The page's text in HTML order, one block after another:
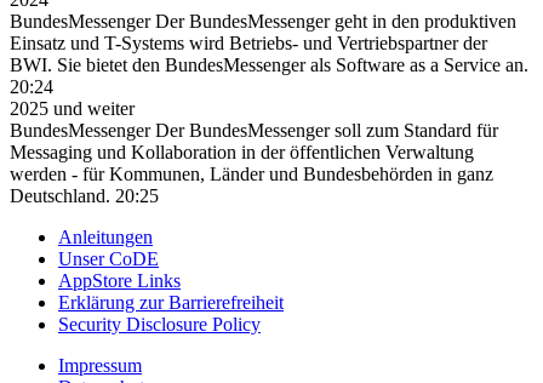
BundesMessenger Der BundesMessenger geht in den produktiven
Einsatz und T-Systems wird Betriebs- und Vertriebspartner der
BWI. Sie bietet den BundesMessenger als Software as a Service an.
20:24
2025 und weiter
BundesMessenger Der BundesMessenger soll zum Standard für
Messaging und Kollaboration in der öffentlichen Verwaltung
werden - für Kommunen, Länder und Bundesbehörden in ganz
Deutschland. 20:25
Anleitungen
Unser CoDE
AppStore Links
Erklärung zur Barrierefreiheit
Security Disclosure Policy
Impressum